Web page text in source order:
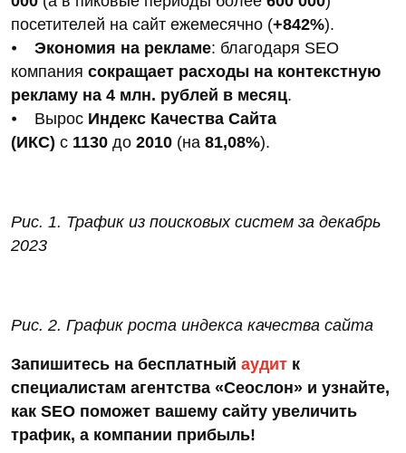
посетителей на сайт ежемесячно (+842%).
⦁ Экономия на рекламе: благодаря SEO
компания сокращает расходы на контекстную
рекламу на 4 млн. рублей в месяц.
⦁ Вырос Индекс Качества Сайта
(ИКС) с 1130 до 2010 (на 81,08%).
Рис. 1. Трафик из поисковых систем за декабрь
2023